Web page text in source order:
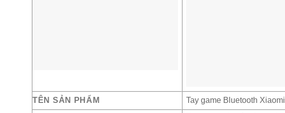
TÊN SẢN PHẨM Tay game Bluetooth Xiaomi